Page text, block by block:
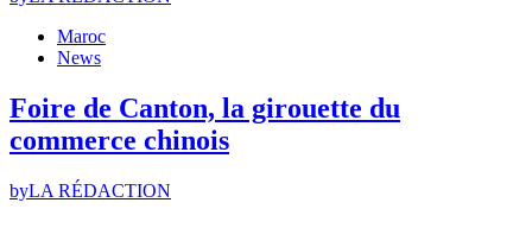
Maroc
News
Foire de Canton, la girouette du
commerce chinois
byLA RÉDACTION